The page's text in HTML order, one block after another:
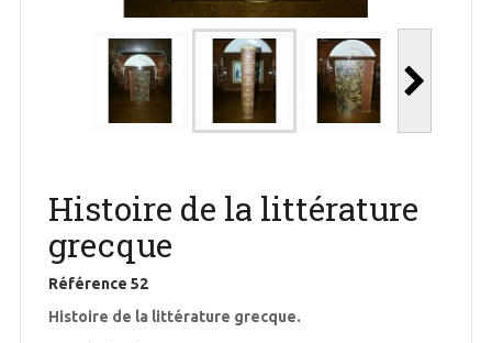
Histoire de la littérature
grecque
Référence 52
Histoire de la littérature grecque.